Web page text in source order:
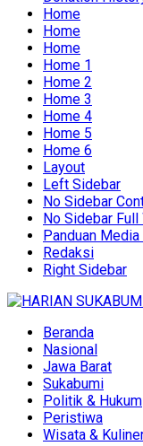
Home
Home
Home
Home 1
Home 2
Home 3
Home 4
Home 5
Home 6
Layout
Left Sidebar
No Sidebar
No Sidebar Full
Panduan
Redaksi
Right Sidebar
Beranda
Nasional
Jawa Barat
Sukabumi
Politik & Hukum
Peristiwa
Wisata &